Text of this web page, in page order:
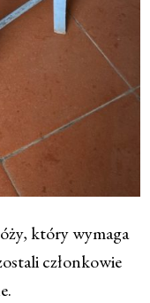
który wymaga
członkowie